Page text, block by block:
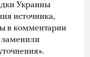
Украины
источника,
в комментарии
заменили